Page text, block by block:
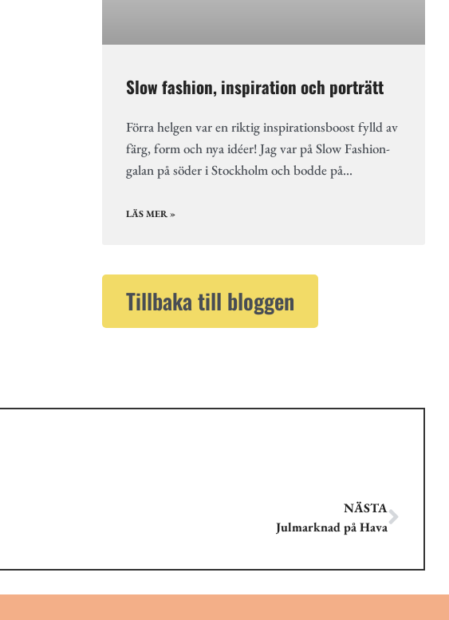
Slow fashion, inspiration och porträtt
Förra helgen var en riktig inspirationsboost fylld av
färg, form och nya idéer! Jag var på Slow Fashion-
galan på söder i Stockholm och bodde på…
LÄS MER »
Tillbaka till bloggen
NÄSTA
Julmarknad på Hava